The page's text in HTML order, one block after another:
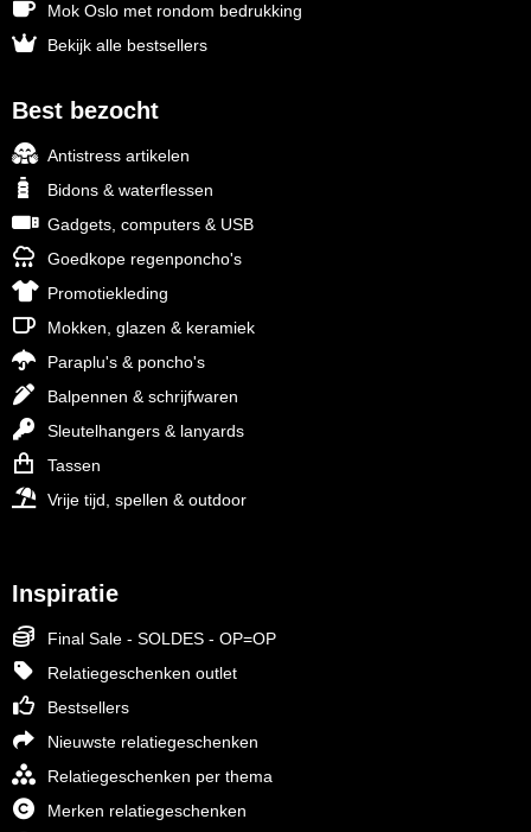
Mok Oslo met rondom bedrukking
Bekijk alle bestsellers
Best bezocht
Antistress artikelen
Bidons & waterflessen
Gadgets, computers & USB
Goedkope regenponcho's
Promotiekleding
Mokken, glazen & keramiek
Paraplu's & poncho's
Balpennen & schrijfwaren
Sleutelhangers & lanyards
Tassen
Vrije tijd, spellen & outdoor
Inspiratie
Final Sale - SOLDES - OP=OP
Relatiegeschenken outlet
Bestsellers
Nieuwste relatiegeschenken
Relatiegeschenken per thema
Merken relatiegeschenken